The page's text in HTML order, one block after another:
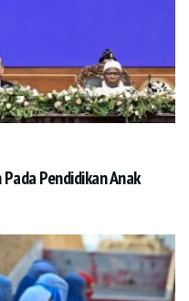
Pendidikan Anak